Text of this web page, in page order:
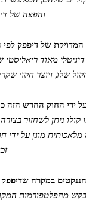
והפצה של
של דיפפק
דיגיטלי מאוד
שלו, ויוצר חקוי
על ידי החוק החדש הזה
ניתן לשחזור
מלאכותית מוגן על
במקרה
מהפלטפורמות